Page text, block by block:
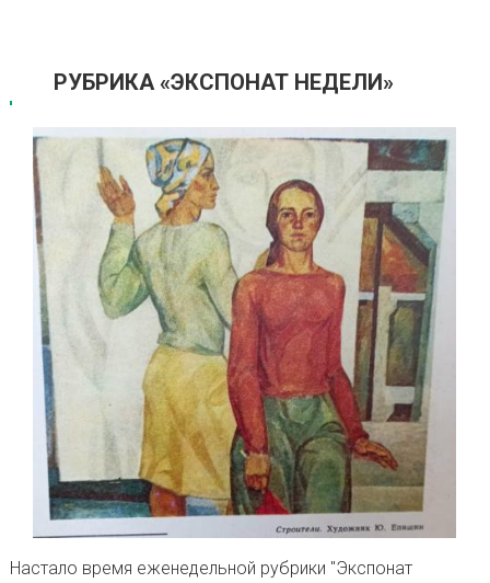
РУБРИКА «ЭКСПОНАТ НЕДЕЛИ»
Настало время еженедельной рубрики "Экспонат